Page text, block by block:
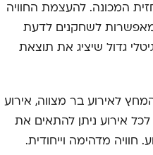
המכונה. להעצמת החוויה
מאפשרות לשחקנים לדעת
גדול שיציג את תוצאת
לאירוע בר מצווה, אירוע
אירוע ניתן להתאים את
חוויה מדהימה וייחודית.